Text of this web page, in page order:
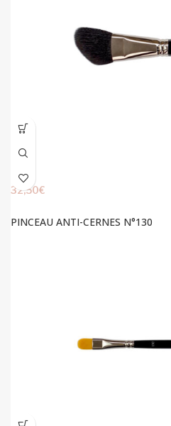
32,50€
PINCEAU ANTI-CERNES N°130